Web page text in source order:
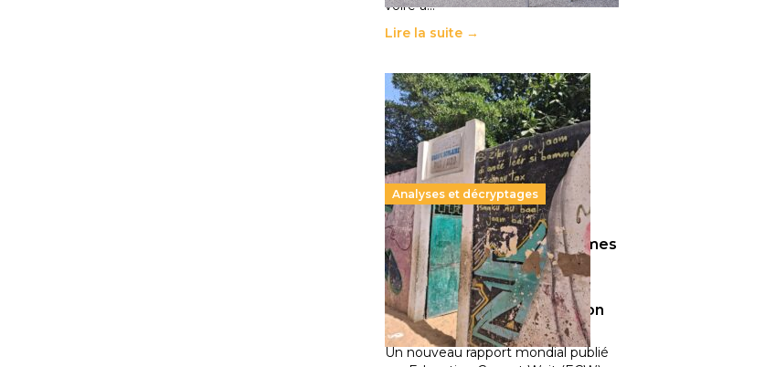
voire à…
Lire la suite →
Analyses et décryptages
258 millions d’enfants victimes
de la guerre, des chocs
climatiques et des
déplacements de population
11 juillet 2026 -National
Un nouveau rapport mondial publié